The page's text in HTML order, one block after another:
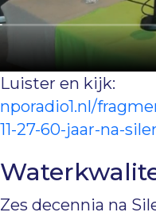
Luister en kijk:
nporadio1.nl/
11-27-60-jaar-na-
Zes decennia na